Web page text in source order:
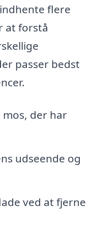
flere
at forstå
passer bedst
mos, der har
udseende og
ved at fjerne